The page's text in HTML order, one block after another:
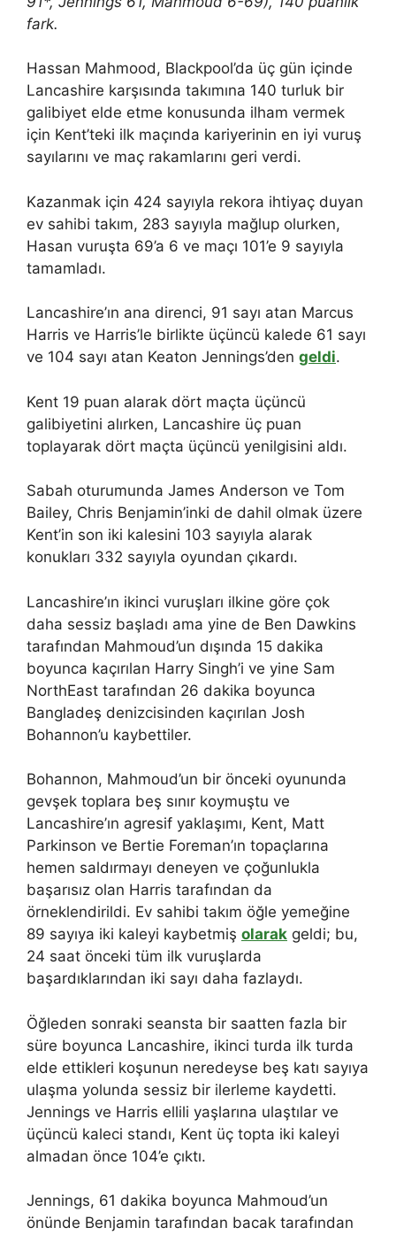
fark.
Hassan Mahmood, Blackpool’da üç gün içinde
Lancashire karşısında takımına 140 turluk bir
galibiyet elde etme konusunda ilham vermek
için Kent’teki ilk maçında kariyerinin en iyi vuruş
sayılarını ve maç rakamlarını geri verdi.
Kazanmak için 424 sayıyla rekora ihtiyaç duyan
ev sahibi takım, 283 sayıyla mağlup olurken,
Hasan vuruşta 69’a 6 ve maçı 101’e 9 sayıyla
tamamladı.
Lancashire’ın ana direnci, 91 sayı atan Marcus
Harris ve Harris’le birlikte üçüncü kalede 61 sayı
ve 104 sayı atan Keaton Jennings’den geldi.
Kent 19 puan alarak dört maçta üçüncü
galibiyetini alırken, Lancashire üç puan
toplayarak dört maçta üçüncü yenilgisini aldı.
Sabah oturumunda James Anderson ve Tom
Bailey, Chris Benjamin’inki de dahil olmak üzere
Kent’in son iki kalesini 103 sayıyla alarak
konukları 332 sayıyla oyundan çıkardı.
Lancashire’ın ikinci vuruşları ilkine göre çok
daha sessiz başladı ama yine de Ben Dawkins
tarafından Mahmoud’un dışında 15 dakika
boyunca kaçırılan Harry Singh’i ve yine Sam
NorthEast tarafından 26 dakika boyunca
Bangladeş denizcisinden kaçırılan Josh
Bohannon’u kaybettiler.
Bohannon, Mahmoud’un bir önceki oyununda
gevşek toplara beş sınır koymuştu ve
Lancashire’ın agresif yaklaşımı, Kent, Matt
Parkinson ve Bertie Foreman’ın topaçlarına
hemen saldırmayı deneyen ve çoğunlukla
başarısız olan Harris tarafından da
örneklendirildi. Ev sahibi takım öğle yemeğine
89 sayıya iki kaleyi kaybetmiş olarak geldi; bu,
24 saat önceki tüm ilk vuruşlarda
başardıklarından iki sayı daha fazlaydı.
Öğleden sonraki seansta bir saatten fazla bir
süre boyunca Lancashire, ikinci turda ilk turda
elde ettikleri koşunun neredeyse beş katı sayıya
ulaşma yolunda sessiz bir ilerleme kaydetti.
Jennings ve Harris ellili yaşlarına ulaştılar ve
üçüncü kaleci standı, Kent üç topta iki kaleyi
almadan önce 104’e çıktı.
Jennings, 61 dakika boyunca Mahmoud’un
önünde Benjamin tarafından bacak tarafından